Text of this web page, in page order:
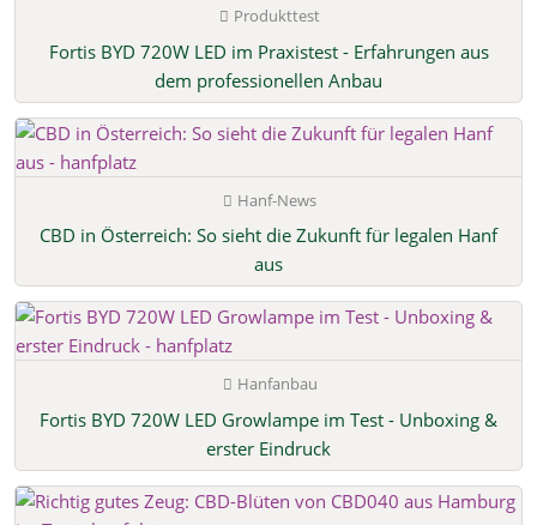
Produkttest
Fortis BYD 720W LED im Praxistest - Erfahrungen aus
dem professionellen Anbau
Hanf-News
CBD in Österreich: So sieht die Zukunft für legalen Hanf
aus
Hanfanbau
Fortis BYD 720W LED Growlampe im Test - Unboxing &
erster Eindruck